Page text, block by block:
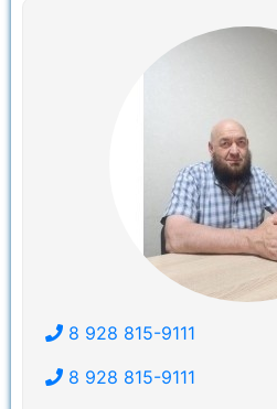
8 928 815-9111
8 928 815-9111